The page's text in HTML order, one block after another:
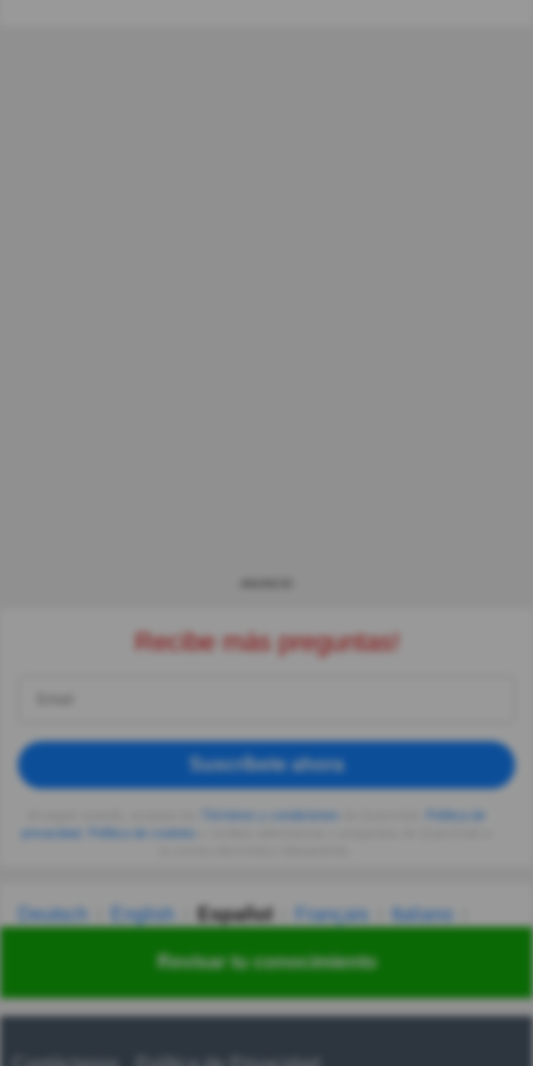
Revisar tu conocimiento
Recibe más preguntas!
Suscríbete ahora
privacidad
Deutsch English Español Français
Italiano
Українська हिन्दी 한국어 汉语